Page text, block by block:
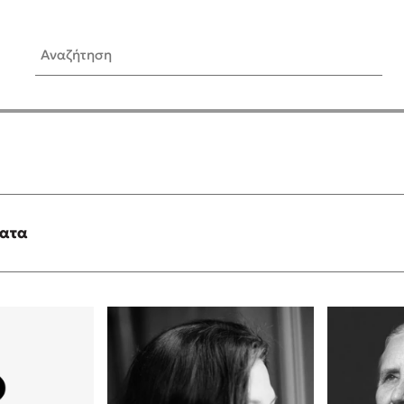
Αναζήτηση
είναι «το πρόβλημα»
Τι είναι η
Δανάη Δεληγεώργη απαντά!
Συγχαρητήρια, Πέθανες!